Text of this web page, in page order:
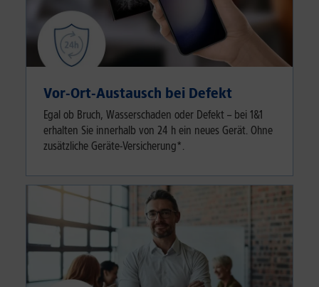
Vor-Ort-Austausch bei Defekt
Egal ob Bruch, Wasserschaden oder Defekt – bei 1&1
erhalten Sie innerhalb von 24 h ein neues Gerät. Ohne
zusätzliche Geräte-Versicherung*.